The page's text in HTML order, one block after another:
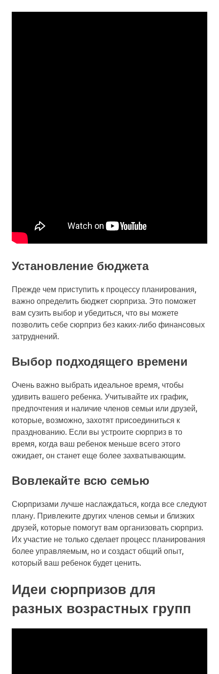
Установление бюджета
Прежде чем приступить к процессу планирования,
важно определить бюджет сюрприза. Это поможет
вам сузить выбор и убедиться, что вы можете
позволить себе сюрприз без каких-либо финансовых
затруднений.
Выбор подходящего времени
Очень важно выбрать идеальное время, чтобы
удивить вашего ребенка. Учитывайте их график,
предпочтения и наличие членов семьи или друзей,
которые, возможно, захотят присоединиться к
празднованию. Если вы устроите сюрприз в то
время, когда ваш ребенок меньше всего этого
ожидает, он станет еще более захватывающим.
Вовлекайте всю семью
Сюрпризами лучше наслаждаться, когда все следуют
плану. Привлеките других членов семьи и близких
друзей, которые помогут вам организовать сюрприз.
Их участие не только сделает процесс планирования
более управляемым, но и создаст общий опыт,
который ваш ребенок будет ценить.
Идеи сюрпризов для
разных возрастных групп